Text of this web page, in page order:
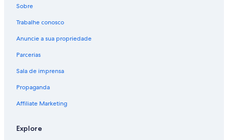
Sobre
Trabalhe conosco
Anuncie a sua propriedade
Parcerias
Sala de imprensa
Propaganda
Affiliate Marketing
Explore